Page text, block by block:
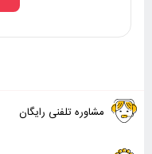
مشاوره تلفنی رایگان